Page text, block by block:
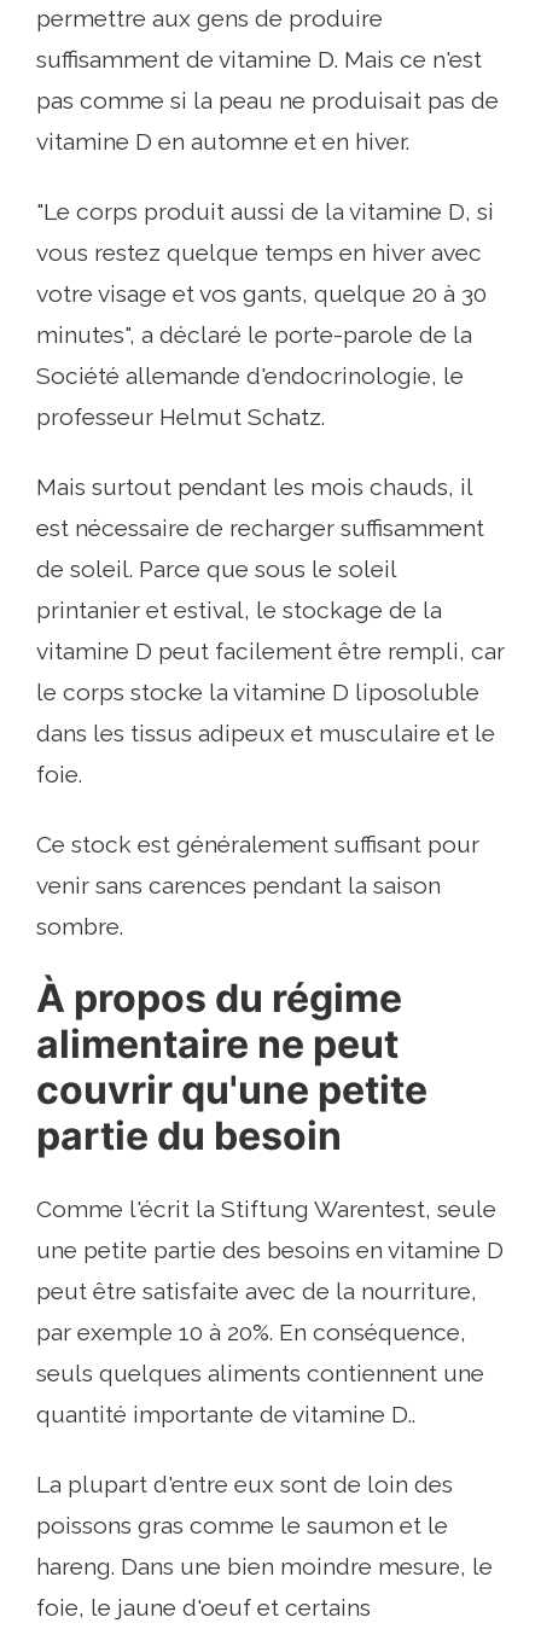
permettre aux gens de produire
suffisamment de vitamine D. Mais ce n'est
pas comme si la peau ne produisait pas de
vitamine D en automne et en hiver.
"Le corps produit aussi de la vitamine D, si
vous restez quelque temps en hiver avec
votre visage et vos gants, quelque 20 à 30
minutes", a déclaré le porte-parole de la
Société allemande d'endocrinologie, le
professeur Helmut Schatz.
Mais surtout pendant les mois chauds, il
est nécessaire de recharger suffisamment
de soleil. Parce que sous le soleil
printanier et estival, le stockage de la
vitamine D peut facilement être rempli, car
le corps stocke la vitamine D liposoluble
dans les tissus adipeux et musculaire et le
foie.
Ce stock est généralement suffisant pour
venir sans carences pendant la saison
sombre.
À propos du régime
alimentaire ne peut
couvrir qu'une petite
partie du besoin
Comme l'écrit la Stiftung Warentest, seule
une petite partie des besoins en vitamine D
peut être satisfaite avec de la nourriture,
par exemple 10 à 20%. En conséquence,
seuls quelques aliments contiennent une
quantité importante de vitamine D..
La plupart d'entre eux sont de loin des
poissons gras comme le saumon et le
hareng. Dans une bien moindre mesure, le
foie, le jaune d'oeuf et certains